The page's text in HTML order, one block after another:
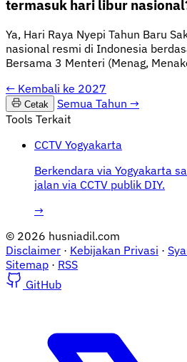
termasuk hari libur
Ya, Hari Raya Nyepi Tahun Baru
nasional resmi di Indonesia
Bersama 3 Menteri (Menag,
← Kembali ke 2027
Cetak Semua Tahun →
Tools Terkait
CCTV Yogyakarta
Berkendara via Yogyakarta
jalan via CCTV publik DIY.
→
© 2026 husniadil.com
Disclaimer · Kebijakan Privasi ·
Sitemap · RSS
GitHub